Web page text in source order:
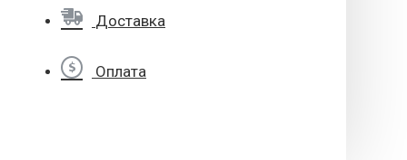
Доставка
Оплата